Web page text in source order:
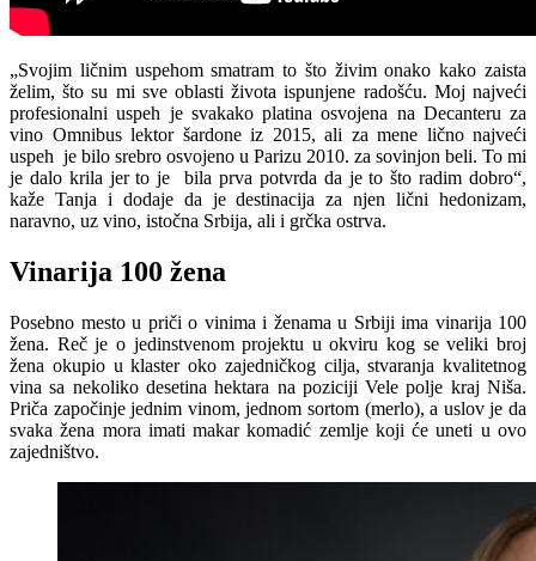
„Svojim ličnim uspehom smatram to što živim onako kako zaista
želim, što su mi sve oblasti života ispunjene radošću. Moj najveći
profesionalni uspeh je svakako platina osvojena na Decanteru za
vino Omnibus lektor šardone iz 2015, ali za mene lično najveći
uspeh je bilo srebro osvojeno u Parizu 2010. za sovinjon beli. To mi
je dalo krila jer to je bila prva potvrda da je to što radim dobro“,
kaže Tanja i dodaje da je destinacija za njen lični hedonizam,
naravno, uz vino, istočna Srbija, ali i grčka ostrva.
Vinarija 100 žena
Posebno mesto u priči o vinima i ženama u Srbiji ima vinarija 100
žena. Reč je o jedinstvenom projektu u okviru kog se veliki broj
žena okupio u klaster oko zajedničkog cilja, stvaranja kvalitetnog
vina sa nekoliko desetina hektara na poziciji Vele polje kraj Niša.
Priča započinje jednim vinom, jednom sortom (merlo), a uslov je da
svaka žena mora imati makar komadić zemlje koji će uneti u ovo
zajedništvo.